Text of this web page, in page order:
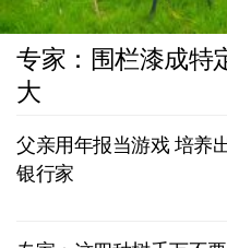
专家：围栏漆成特
大
父亲用年报当游戏 培养
银行家